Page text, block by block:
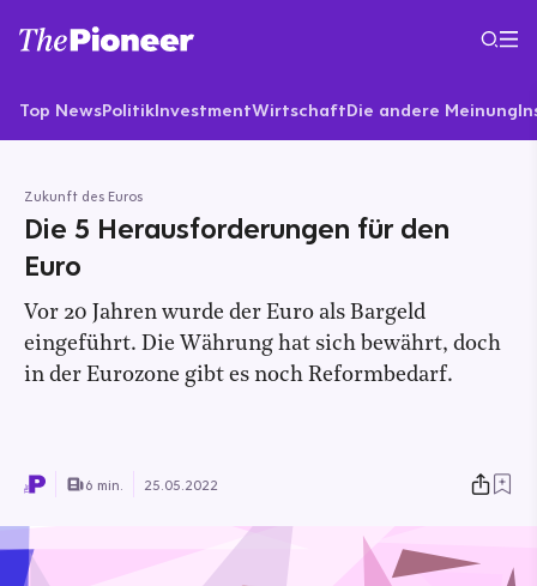
Top NewsPolitikInvestmentWirtschaftDie andere Meinung
Zukunft des Euros
Die 5 Herausforderungen für den
Euro
Vor 20 Jahren wurde der Euro als Bargeld
eingeführt. Die Währung hat sich bewährt, doch
in der Eurozone gibt es noch Reformbedarf.
6 min. 25.05.2022